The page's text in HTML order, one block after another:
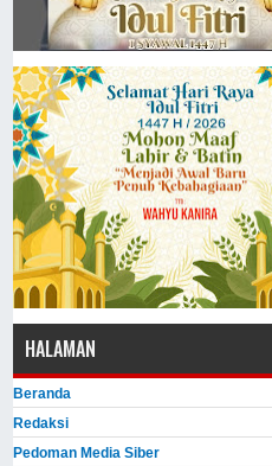
HALAMAN
Beranda
Redaksi
Pedoman Media Siber